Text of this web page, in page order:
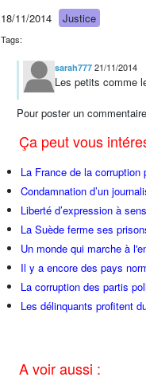
18/11/2014 Justice
Tags:
sarah777 21/11/2014
Les petits comme
Pour poster un
Ça peut vous
La France de la
Condamnation d’un
Liberté d’expression à
La Suède ferme ses
Un monde qui marche à
Il y a encore des pays
La corruption des partis
Les délinquants profitent
A voir aussi :